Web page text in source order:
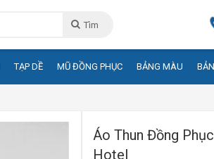
Tìm
TẠP DỀ MŨ ĐỒNG PHỤC BẢNG MÀU
Áo Thun Đồng
Hotel